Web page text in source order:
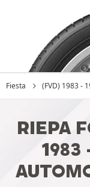
Fiesta (FVD) 1983 -
RIEPA
1983